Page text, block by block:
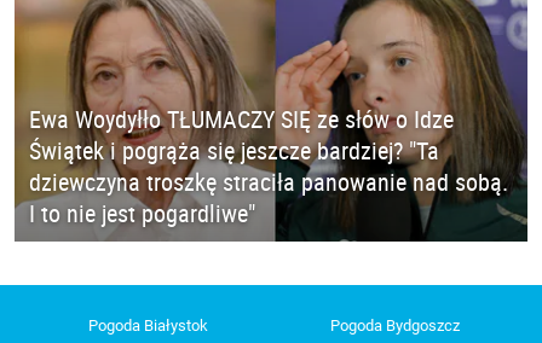
Ewa Woydyłło TŁUMACZY SIĘ ze słów o Idze
Świątek i pogrąża się jeszcze bardziej? "Ta
dziewczyna troszkę straciła panowanie nad sobą.
I to nie jest pogardliwe"
Pogoda Białystok Pogoda Bydgoszcz